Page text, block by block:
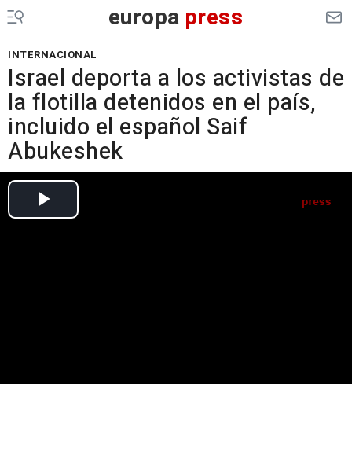
europa press
INTERNACIONAL
Israel deporta a los activistas de
la flotilla detenidos en el país,
incluido el español Saif
Abukeshek